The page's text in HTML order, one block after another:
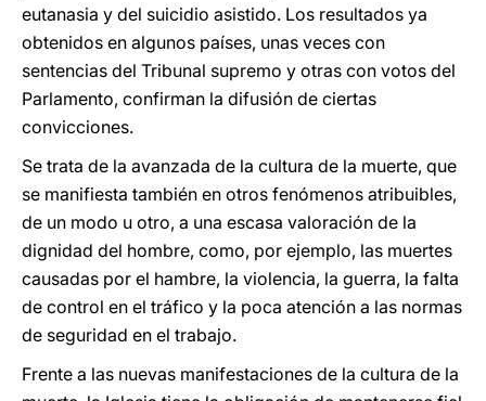
eutanasia y del suicidio asistido. Los resultados ya
obtenidos en algunos países, unas veces con
sentencias del Tribunal supremo y otras con votos del
Parlamento, confirman la difusión de ciertas
convicciones.
Se trata de la avanzada de la cultura de la muerte, que
se manifiesta también en otros fenómenos atribuibles,
de un modo u otro, a una escasa valoración de la
dignidad del hombre, como, por ejemplo, las muertes
causadas por el hambre, la violencia, la guerra, la falta
de control en el tráfico y la poca atención a las normas
de seguridad en el trabajo.
Frente a las nuevas manifestaciones de la cultura de la